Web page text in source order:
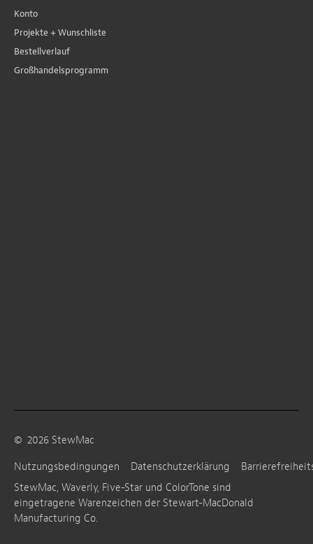
Konto
Projekte + Wunschliste
Bestellverlauf
Großhandelsprogramm
© 2026 StewMac
Nutzungsbedingungen
Datenschutzerklärung
StewMac, Waverly, Five-Star und ColorTone sind
eingetragene Warenzeichen der Stewart-MacDonald
Manufacturing Co.